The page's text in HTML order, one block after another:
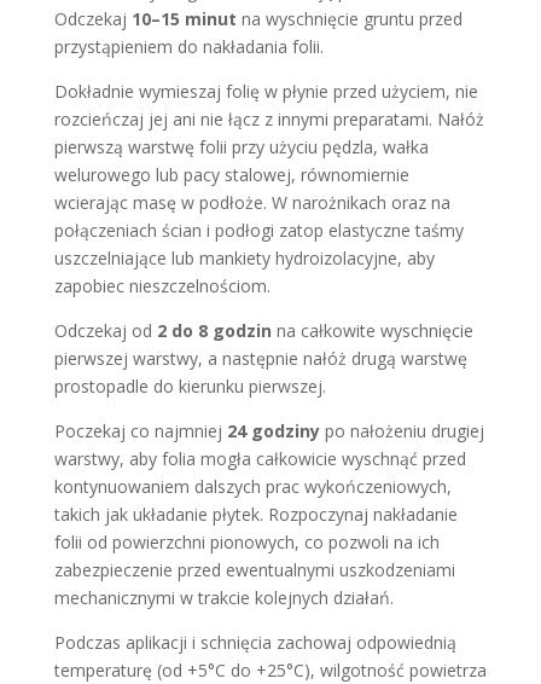
Odczekaj 10–15 minut na wyschnięcie gruntu przed
przystąpieniem do nakładania folii.
Dokładnie wymieszaj folię w płynie przed użyciem, nie
rozcieńczaj jej ani nie łącz z innymi preparatami. Nałóż
pierwszą warstwę folii przy użyciu pędzla, wałka
welurowego lub pacy stalowej, równomiernie
wcierając masę w podłoże. W narożnikach oraz na
połączeniach ścian i podłogi zatop elastyczne taśmy
uszczelniające lub mankiety hydroizolacyjne, aby
zapobiec nieszczelnościom.
Odczekaj od 2 do 8 godzin na całkowite wyschnięcie
pierwszej warstwy, a następnie nałóż drugą warstwę
prostopadle do kierunku pierwszej.
Poczekaj co najmniej 24 godzinypo nałożeniu drugiej
warstwy, aby folia mogła całkowicie wyschnąć przed
kontynuowaniem dalszych prac wykończeniowych,
takich jak układanie płytek. Rozpoczynaj nakładanie
folii od powierzchni pionowych, co pozwoli na ich
zabezpieczenie przed ewentualnymi uszkodzeniami
mechanicznymi w trakcie kolejnych działań.
Podczas aplikacji i schnięcia zachowaj odpowiednią
temperaturę (od +5°C do +25°C), wilgotność powietrza